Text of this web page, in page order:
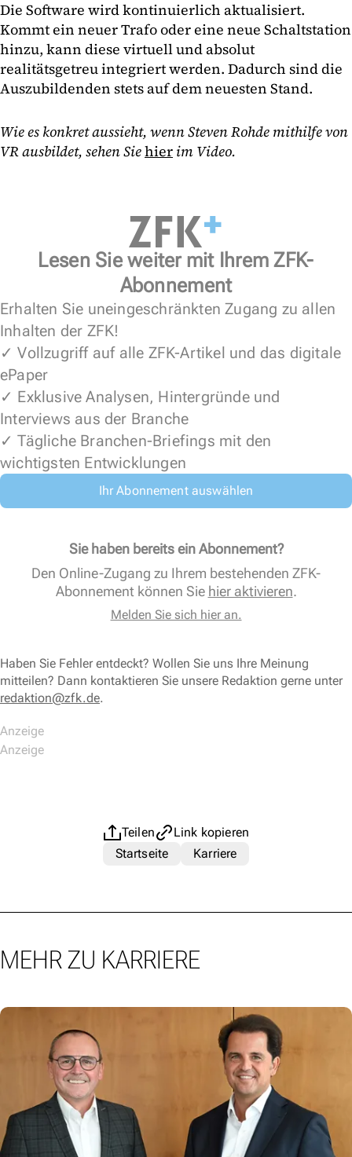
Die Software wird kontinuierlich aktualisiert.
Kommt ein neuer Trafo oder eine neue Schaltstation
hinzu, kann diese virtuell und absolut
realitätsgetreu integriert werden. Dadurch sind die
Auszubildenden stets auf dem neuesten Stand.
Wie es konkret aussieht, wenn Steven Rohde mithilfe von
VR ausbildet, sehen Siehier im Video.
Lesen Sie weiter mit Ihrem ZFK-
Abonnement
Erhalten Sie uneingeschränkten Zugang zu allen
Inhalten der ZFK!
✓ Vollzugriff auf alle ZFK-Artikel und das digitale
ePaper
✓ Exklusive Analysen, Hintergründe und
Interviews aus der Branche
✓ Tägliche Branchen-Briefings mit den
wichtigsten Entwicklungen
Ihr Abonnement auswählen
Sie haben bereits ein Abonnement?
Den Online-Zugang zu Ihrem bestehenden ZFK-
Abonnement können Sie hier aktivieren.
Melden Sie sich hier an.
Haben Sie Fehler entdeckt? Wollen Sie uns Ihre Meinung
mitteilen? Dann kontaktieren Sie unsere Redaktion gerne unter
redaktion@zfk.de.
Teilen
Link kopieren
Startseite
Karriere
MEHR ZU KARRIERE